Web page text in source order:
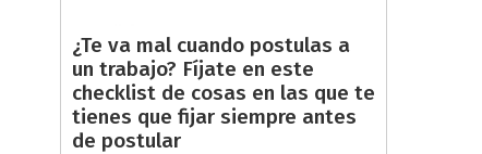
¿Te va mal cuando postulas a
un trabajo? Fíjate en este
checklist de cosas en las que te
tienes que fijar siempre antes
de postular